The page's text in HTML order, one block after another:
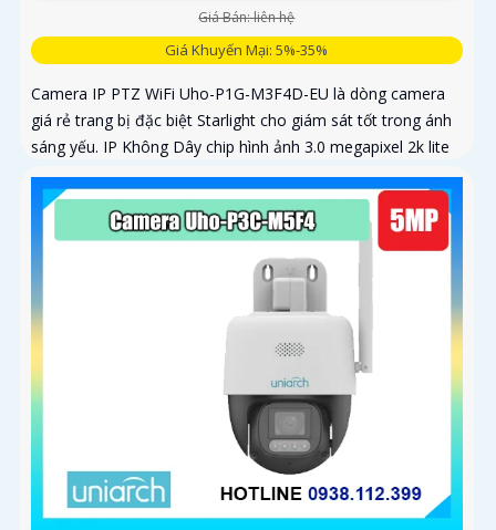
Giá Bán: liên hệ
Giá Khuyến Mại: 5%-35%
Camera IP PTZ WiFi Uho-P1G-M3F4D-EU là dòng camera
giá rẻ trang bị đặc biệt Starlight cho giám sát tốt trong ánh
sáng yếu. IP Không Dây chip hình ảnh 3.0 megapixel 2k lite